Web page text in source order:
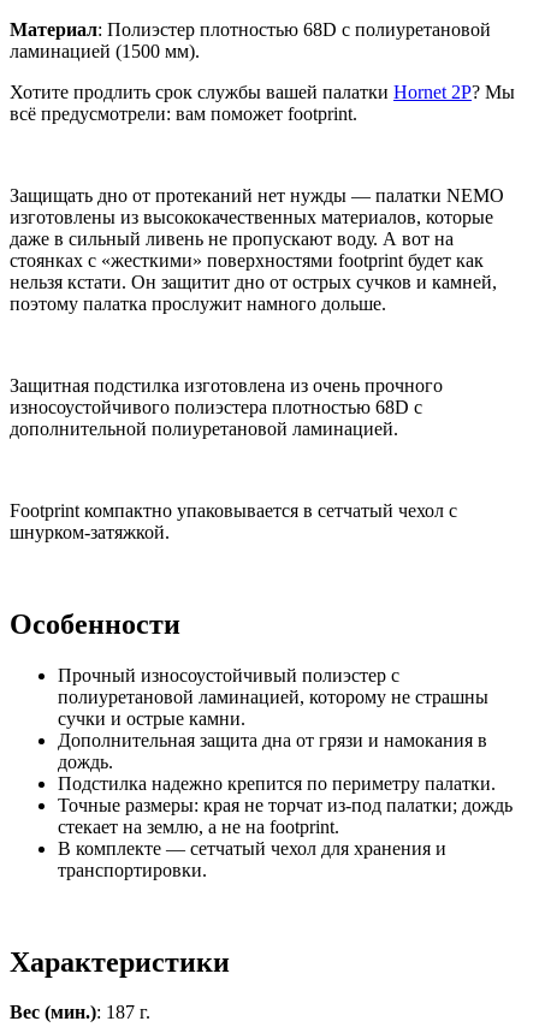
Материал: Полиэстер плотностью 68D с полиуретановой
ламинацией (1500 мм).
Хотите продлить срок службы вашей палатки Hornet 2P? Мы
всё предусмотрели: вам поможет footprint.
Защищать дно от протеканий нет нужды — палатки NEMO
изготовлены из высококачественных материалов, которые
даже в сильный ливень не пропускают воду. А вот на
стоянках с «жесткими» поверхностями footprint будет как
нельзя кстати. Он защитит дно от острых сучков и камней,
поэтому палатка прослужит намного дольше.
Защитная подстилка изготовлена из очень прочного
износоустойчивого полиэстера плотностью 68D с
дополнительной полиуретановой ламинацией.
Footprint компактно упаковывается в сетчатый чехол с
шнурком-затяжкой.
Особенности
Прочный износоустойчивый полиэстер с
полиуретановой ламинацией, которому не страшны
сучки и острые камни.
Дополнительная защита дна от грязи и намокания в
дождь.
Подстилка надежно крепится по периметру палатки.
Точные размеры: края не торчат из-под палатки; дождь
стекает на землю, а не на footprint.
В комплекте — сетчатый чехол для хранения и
транспортировки.
Характеристики
Вес (мин.): 187 г.